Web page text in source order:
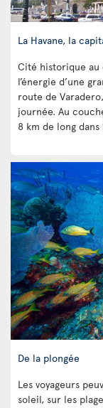
La Havane, la
Cité historique au
l’énergie d’une
route de
journée. Au
8 km de long
De la plongée
Les voyageurs
soleil, sur les